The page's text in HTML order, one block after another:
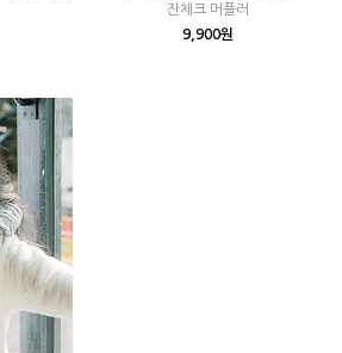
잔체크 머플러
9,900원